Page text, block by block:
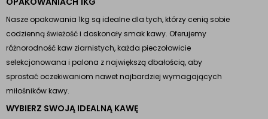
Nasze opakowania 1kg są idealne dla tych, którzy cenią sobie
codzienną świeżość i doskonały smak kawy. Oferujemy
różnorodność kaw ziarnistych, każda pieczołowicie
selekcjonowana i palona z największą dbałością, aby
sprostać oczekiwaniom nawet najbardziej wymagających
miłośników kawy.
WYBIERZ SWOJĄ IDEALNĄ KAWĘ